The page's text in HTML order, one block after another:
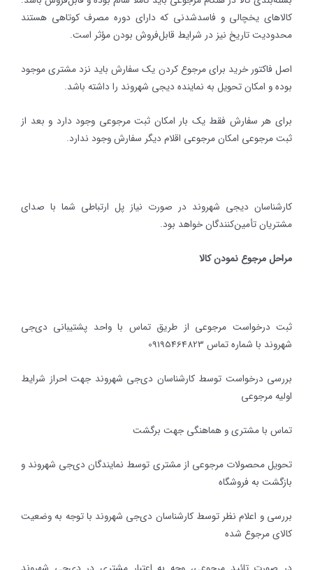
کالاهای یخچالی و فاسدشدنی که دارای دوره مصرف کوتاهی هستند
محدودیت تاریخ نیز در شرایط قابل‌فروش بودن مؤثر است.
اصل فاکتور خرید برای مرجوع کردن یک سفارش باید نزد مشتری موجود
بوده و امکان تحویل به نماینده دیجی شهروند را داشته باشد.
برای هر سفارش فقط یک بار امکان ثبت مرجوعی وجود دارد و بعد از
ثبت مرجوعی امکان مرجوعی اقلام دیگر سفارش وجود ندارد.
کارشناسان دیجی شهروند در صورت نیاز پل ارتباطی شما با صدای
مشتریان تأمین‌کنندگان خواهد بود.
مراحل مرجوع نمودن کالا
ثبت درخواست مرجوعی از طریق تماس با واحد پشتیبانی دی‌جی
شهروند با شماره تماس 09195464823
بررسی درخواست توسط کارشناسان دی‌جی شهروند جهت احراز شرایط
اولیه مرجوعی
تماس با مشتری و هماهنگی جهت برگشت
تحویل محصولات مرجوعی از مشتری توسط نمایندگان دی‌جی شهروند و
بازگشت به فروشگاه
بررسی و اعلام نظر توسط کارشناسان دی‌جی شهروند با توجه به وضعیت
کالای مرجوع شده